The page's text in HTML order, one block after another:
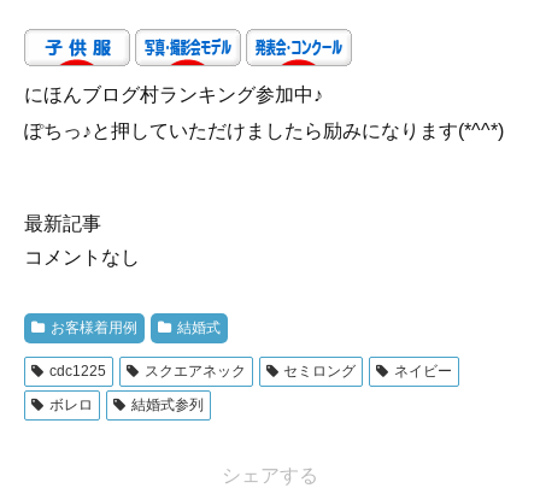
にほんブログ村ランキング参加中♪
ぽちっ♪と押していただけましたら励みになります(*^^*)
最新記事
コメントなし
お客様着用例 結婚式
cdc1225 スクエアネック セミロング
ネイビー
ボレロ
結婚式参列
シェアする